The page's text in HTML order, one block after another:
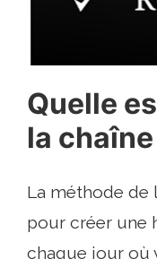
Quelle
la
La méthode de
pour créer une
chaque jour où